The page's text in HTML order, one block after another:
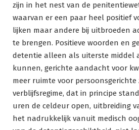
zijn in het nest van de
waarvan er een paar heel positief
lijken maar andere bij uitbroeden
te brengen. Positieve woorden en
detentie alleen als uiterste middel
kunnen, gerichte aandacht voor
meer ruimte voor
verblijfsregime, dat in principe
uren de celdeur open, uitbreiding
het nadrukkelijk vanuit medisch